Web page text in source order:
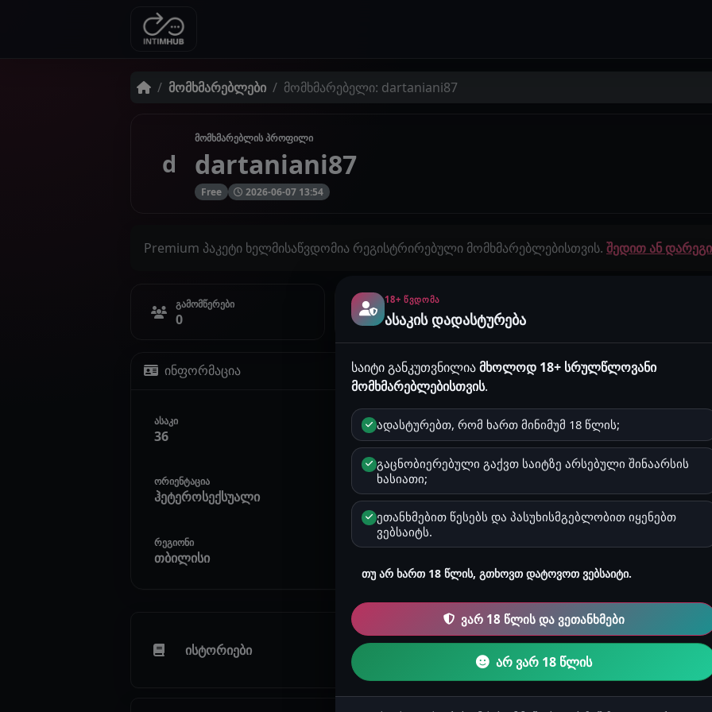
მომხმარებლები მომხმარებელი: dartaniani87
d
მომხმარებლის პროფილი
dartaniani87
Free 2026-06-07 13:54
Premium პაკეტი ხელმისაწვდომია რეგისტრირებული მომხმარებლებისთვის. შედით ან
გამომწერები
0
გამოწერები
0
ინფორმაცია
ასაკი
36
სქესი
მამრობითი
ორიენტაცია
ჰეტეროსექსუალი ლომი
რეგიონი
თბილისი
ისტორიები კითხვები & რჩევები
18+ ᲬᲕᲓᲝᲛᲐ
ასაკის დადასტურება
საიტი განკუთვნილიამხოლოდ 18+ სრულწლოვანი
მომხმარებლებისთვის.
ადასტურებთ, რომ ხართ მინიმუმ 18 წლის;
გაცნობიერებული გაქვთ საიტზე არსებული შინაარსის
ხასიათი;
ეთანხმებით წესებს და პასუხისმგებლობით იყენებთ
ვებსაიტს.
თუ არ ხართ 18 წლის, გთხოვთ დატოვოთ ვებსაიტი.
ვარ 18 წლის და ვეთანხმები
არ ვარ 18 წლის